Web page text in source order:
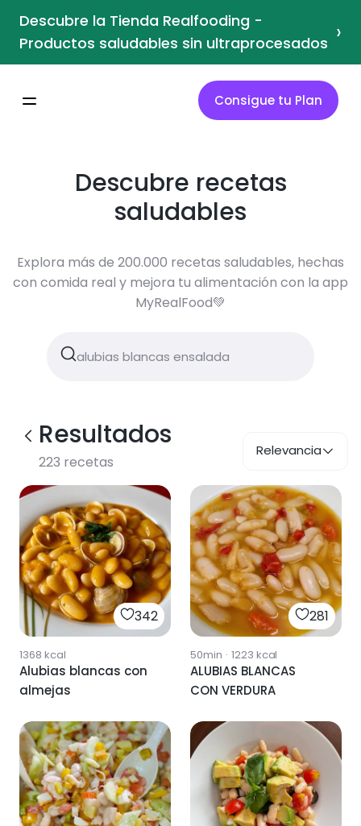
Descubre la Tienda Realfooding -
Productos saludables sin ultraprocesados ›
Consigue tu Plan
Descubre recetas
saludables
Explora más de 200.000 recetas saludables, hechas
con comida real y mejora tu alimentación con la app
MyRealFood💚
Resultados
223 recetas
Relevancia
342
1368 kcal
Alubias blancas con
almejas
281
50min · 1223 kcal
ALUBIAS BLANCAS
CON VERDURA